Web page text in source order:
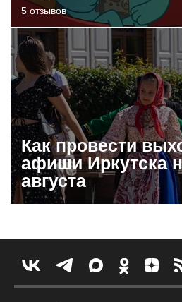
5 отзывов
Как провести
афиши Иркутска
августа